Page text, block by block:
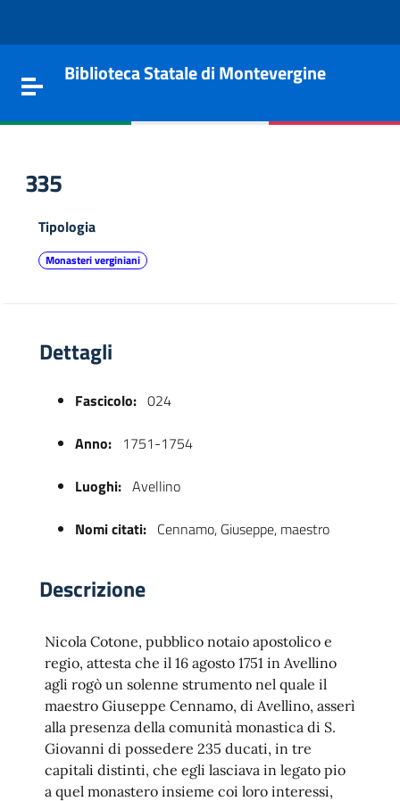
Toggle navigation
Biblioteca Statale di Montevergine
335
Tipologia
Monasteri verginiani
Dettagli
Fascicolo: 024
Anno: 1751-1754
Luoghi: Avellino
Nomi citati: Cennamo, Giuseppe, maestro
Descrizione
Nicola Cotone, pubblico notaio apostolico e
regio, attesta che il 16 agosto 1751 in Avellino
agli rogò un solenne strumento nel quale il
maestro Giuseppe Cennamo, di Avellino, asserì
alla presenza della comunità monastica di S.
Giovanni di possedere 235 ducati, in tre
capitali distinti, che egli lasciava in legato pio
a quel monastero insieme coi loro interessi,